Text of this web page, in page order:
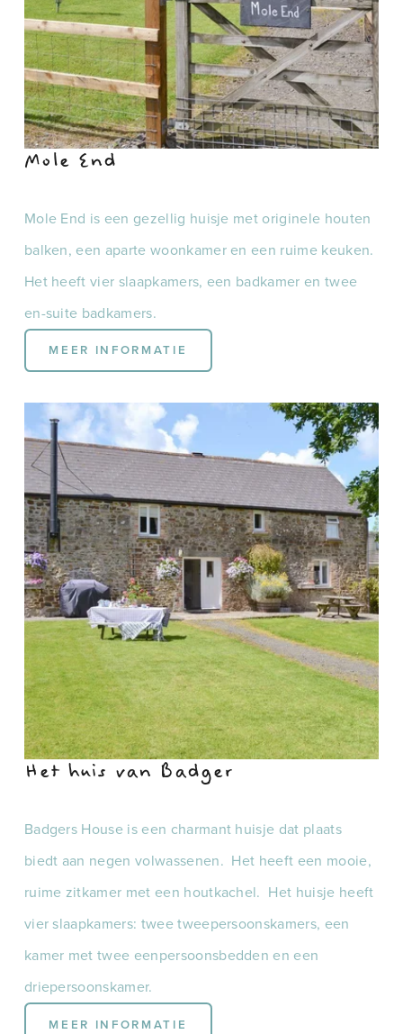
Mole End
Mole End is een gezellig huisje met originele houten
balken, een aparte woonkamer en een ruime keuken.
Het heeft vier slaapkamers, een badkamer en twee
en-suite badkamers.
MEER INFORMATIE
Het huis van Badger
Badgers House is een charmant huisje dat plaats
biedt aan negen volwassenen.  Het heeft een mooie,
ruime zitkamer met een houtkachel.  Het huisje heeft
vier slaapkamers: twee tweepersoonskamers, een
kamer met twee eenpersoonsbedden en een
driepersoonskamer.
MEER INFORMATIE